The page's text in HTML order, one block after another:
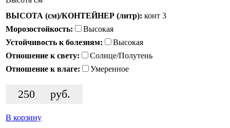
ВЫСОТА (см)/КОНТЕЙНЕР (литр): конт 3
Морозостойкость:
Высокая
Устойчивость к болезням:
Высокая
Отношение к свету:
Солнце/Полутень
Отношение к влаге:
Умеренное
250 руб.
В корзину